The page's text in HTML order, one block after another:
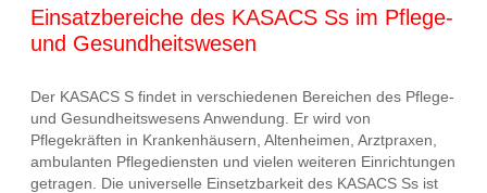
Einsatzbereiche des KASACS Ss im Pflege-
und Gesundheitswesen
Der KASACS S findet in verschiedenen Bereichen des Pflege-
und Gesundheitswesens Anwendung. Er wird von
Pflegekräften in Krankenhäusern, Altenheimen, Arztpraxen,
ambulanten Pflegediensten und vielen weiteren Einrichtungen
getragen. Die universelle Einsetzbarkeit des KASACS Ss ist